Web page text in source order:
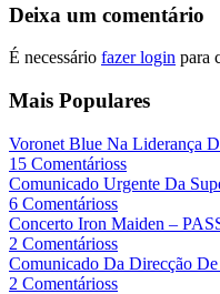
Deixa um comentário
É necessário fazer login para
Mais Populares
Voronet Blue Na Liderança
15 Comentárioss
Comunicado Urgente Da
6 Comentárioss
Concerto Iron Maiden –
2 Comentárioss
Comunicado Da Direcção
2 Comentárioss